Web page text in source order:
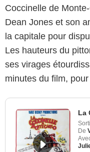
Coccinelle de
Dean Jones et son
la capitale pour
Les hauteurs du
ses virages
minutes du film,
La
De